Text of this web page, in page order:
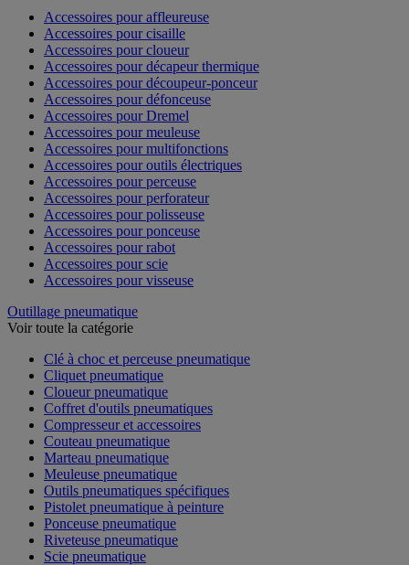
Accessoires pour affleureuse
Accessoires pour cisaille
Accessoires pour cloueur
Accessoires pour décapeur thermique
Accessoires pour découpeur-ponceur
Accessoires pour défonceuse
Accessoires pour Dremel
Accessoires pour meuleuse
Accessoires pour multifonctions
Accessoires pour outils électriques
Accessoires pour perceuse
Accessoires pour perforateur
Accessoires pour polisseuse
Accessoires pour ponceuse
Accessoires pour rabot
Accessoires pour scie
Accessoires pour visseuse
Outillage pneumatique
Voir toute la catégorie
Clé à choc et perceuse pneumatique
Cliquet pneumatique
Cloueur pneumatique
Coffret d'outils pneumatiques
Compresseur et accessoires
Couteau pneumatique
Marteau pneumatique
Meuleuse pneumatique
Outils pneumatiques spécifiques
Pistolet pneumatique à peinture
Ponceuse pneumatique
Riveteuse pneumatique
Scie pneumatique